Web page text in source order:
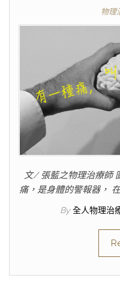
物理
文/ 張藍之物理治療師
痛，是身體的警報器，
By 全人物理治